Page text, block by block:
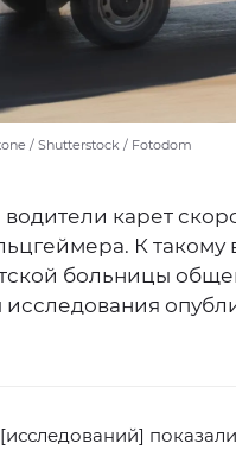
/ Shutterstock / Fotodom
водители карет
К
больницы
исследования
[исследований]